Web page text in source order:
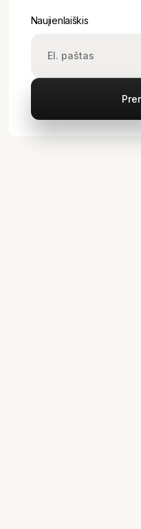
Naujienlaiškis